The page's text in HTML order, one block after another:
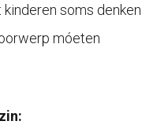
soms denken
móeten